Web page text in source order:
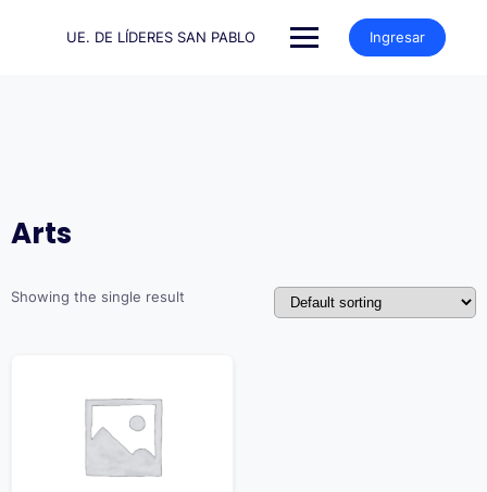
UE. DE LÍDERES SAN PABLO Ingresar
Arts
Showing the single result